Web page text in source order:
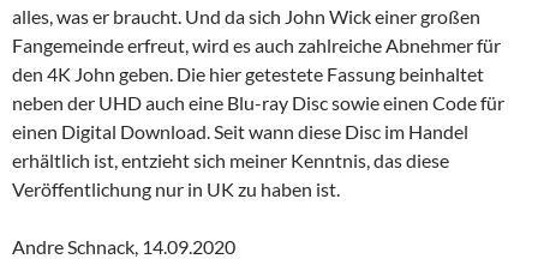
alles, was er braucht. Und da sich John Wick einer großen
Fangemeinde erfreut, wird es auch zahlreiche Abnehmer für
den 4K John geben. Die hier getestete Fassung beinhaltet
neben der UHD auch eine Blu-ray Disc sowie einen Code für
einen Digital Download. Seit wann diese Disc im Handel
erhältlich ist, entzieht sich meiner Kenntnis, das diese
Veröffentlichung nur in UK zu haben ist.
Andre Schnack, 14.09.2020